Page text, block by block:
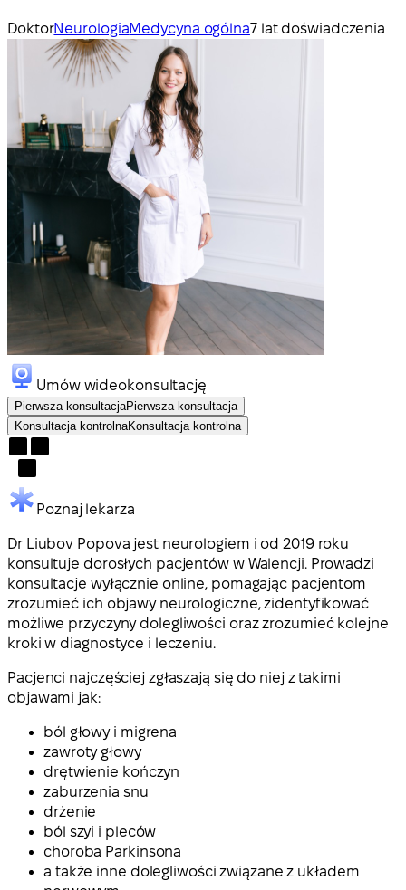
DoktorNeurologiaMedycyna ogólna7 lat doświadczenia
Umów wideokonsultację
Pierwsza konsultacjaPierwsza konsultacja
Konsultacja kontrolnaKonsultacja kontrolna
Poznaj lekarza
Dr Liubov Popova jest neurologiem i od 2019 roku
konsultuje dorosłych pacjentów w Walencji. Prowadzi
konsultacje wyłącznie online, pomagając pacjentom
zrozumieć ich objawy neurologiczne, zidentyfikować
możliwe przyczyny dolegliwości oraz zrozumieć kolejne
kroki w diagnostyce i leczeniu.
Pacjenci najczęściej zgłaszają się do niej z takimi
objawami jak:
ból głowy i migrena
zawroty głowy
drętwienie kończyn
zaburzenia snu
drżenie
ból szyi i pleców
choroba Parkinsona
a także inne dolegliwości związane z układem